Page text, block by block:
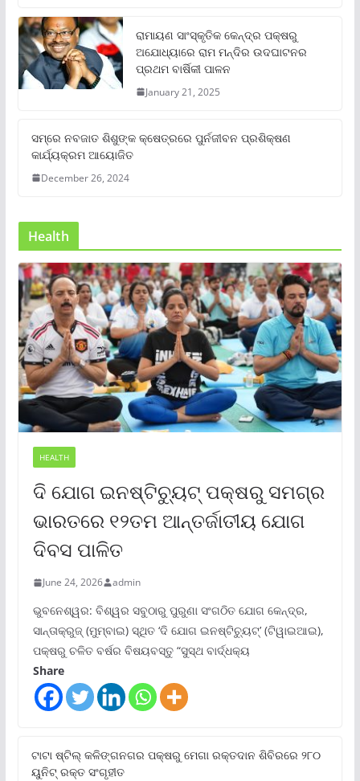
ରାମାୟଣ ସାଂସ୍କୃତିକ କେନ୍ଦ୍ର ପକ୍ଷରୁ
ଅଯୋଧ୍ୟାରେ ରାମ ମନ୍ଦିର ଉଦଘାଟନର
ପ୍ରଥମ ବାର୍ଷିକୀ ପାଳନ
January 21, 2025
ସମ୍‌ରେ ନବଜାତ ଶିଶୁଙ୍କ କ୍ଷେତ୍ରରେ ପୁର୍ନଜୀବନ ପ୍ରଶିକ୍ଷଣ
କାର୍ଯ୍ୟକ୍ରମ ଆୟୋଜିତ
December 26, 2024
Health
HEALTH
ଦି ଯୋଗ ଇନଷ୍ଟିଚ୍ୟୁଟ୍ ପକ୍ଷରୁ ସମଗ୍ର
ଭାରତରେ ୧୨ତମ ଆନ୍ତର୍ଜାତୀୟ ଯୋଗ
ଦିବସ ପାଳିତ
June 24, 2026 admin
ଭୁବନେଶ୍ୱର: ବିଶ୍ୱର ସବୁଠାରୁ ପୁରୁଣା ସଂଗଠିତ ଯୋଗ କେନ୍ଦ୍ର,
ସାନ୍ତାକ୍ରୁଜ୍ (ମୁମ୍ବାଇ) ସ୍ଥିତ ‘ଦି ଯୋଗ ଇନଷ୍ଟିଚ୍ୟୁଟ୍‌’ (ଟିୱାଇଆଇ),
ପକ୍ଷରୁ ଚଳିତ ବର୍ଷର ବିଷୟବସ୍ତୁ “ସୁସ୍ଥ ବାର୍ଦ୍ଧକ୍ୟ
Share
ଟାଟା ଷ୍ଟିଲ୍‌ କଳିଙ୍ଗନଗର ପକ୍ଷରୁ ମେଗା ରକ୍ତଦାନ ଶିବିରରେ ୨୮୦
ୟୁନିଟ୍‌ ରକ୍ତ ସଂଗୃହୀତ